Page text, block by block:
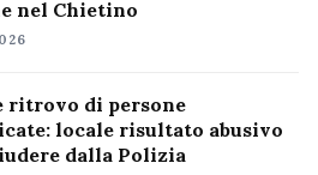
nel Chietino
ritrovo di persone
locale risultato abusivo
dalla Polizia